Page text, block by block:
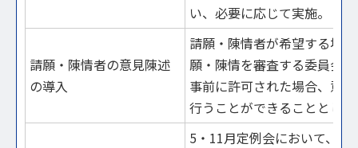
い、必要に応じて実施。
請願・陳情者の意見陳述
の導入
請願・陳情者が希望する場
願・陳情を審査する委員会
事前に許可された場合、意
行うことができることとし
5・11月定例会において、議